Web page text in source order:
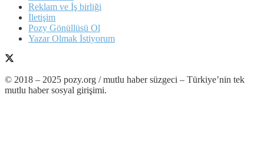
Reklam ve İş birliği
İletişim
Pozy Gönüllüsü Ol
Yazar Olmak İstiyorum
© 2018 – 2025 pozy.org / mutlu haber süzgeci – Türkiye’nin tek
mutlu haber sosyal girişimi.